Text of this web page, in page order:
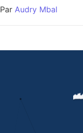
Par Audry Mbal